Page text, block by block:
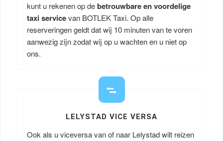
kunt u rekenen op debetrouwbare en voordelige
taxi servicevan BOTLEK Taxi. Op alle
reserveringen geldt dat wij 10 minuten van te voren
aanwezig zijn zodat wij op u wachten en u niet op
ons.
LELYSTAD VICE VERSA
Ook als u viceversa van of naar Lelystad wilt reizen